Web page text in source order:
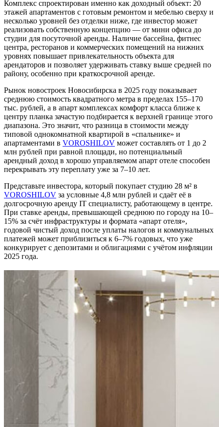
Комплекс спроектирован именно как доходный объект: 20
этажей апартаментов с готовым ремонтом и мебелью сверху и
несколько уровней без отделки ниже, где инвестор может
реализовать собственную концепцию — от мини офиса до
студии для посуточной аренды. Наличие бассейна, фитнес
центра, ресторанов и коммерческих помещений на нижних
уровнях повышает привлекательность объекта для
арендаторов и позволяет удерживать ставку выше средней по
району, особенно при краткосрочной аренде.
Рынок новостроек Новосибирска в 2025 году показывает
среднюю стоимость квадратного метра в пределах 155–170
тыс. рублей, а в апарт комплексах комфорт класса ближе к
центру планка зачастую подбирается к верхней границе этого
диапазона. Это значит, что разница в стоимости между
типовой однокомнатной квартирой в «спальнике» и
апартаментами в VOROSHILOV может составлять от 1 до 2
млн рублей при равной площади, но потенциальный
арендный доход в хорошо управляемом апарт отеле способен
перекрывать эту переплату уже за 7–10 лет.
Представьте инвестора, который покупает студию 28 м² в
VOROSHILOV за условные 4,8 млн рублей и сдаёт её в
долгосрочную аренду IT специалисту, работающему в центре.
При ставке аренды, превышающей среднюю по городу на 10–
15% за счёт инфраструктуры и формата «апарт отеля»,
годовой чистый доход после уплаты налогов и коммунальных
платежей может приблизиться к 6–7% годовых, что уже
конкурирует с депозитами и облигациями с учётом инфляции
2025 года.